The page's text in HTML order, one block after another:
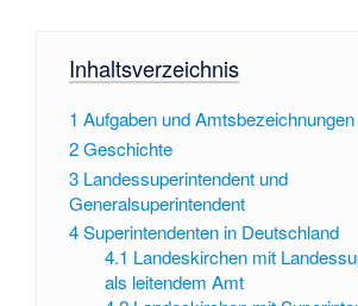
Inhaltsverzeichnis
1 Aufgaben und Amtsbezeichnungen
2Geschichte
3 Landessuperintendent und
Generalsuperintendent
4Superintendenten in Deutschland
4.1 Landeskirchen mit
als leitendem Amt